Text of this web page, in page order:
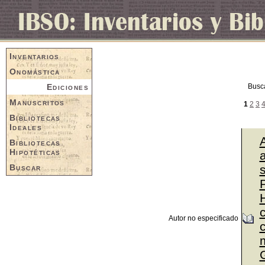
Inventarios
Onomástica
Ediciones
Manuscritos
Bibliotecas
Ideales
Bibliotecas
Hipotéticas
Buscar
1 2 3 4
Autor no especificado